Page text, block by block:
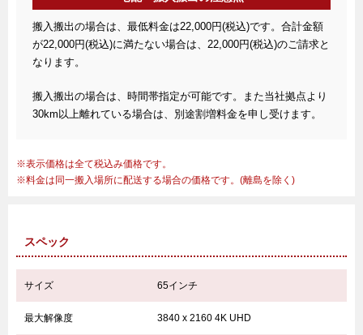
搬入搬出の場合は、最低料金は22,000円(税込)です。合計金額
が22,000円(税込)に満たない場合は、22,000円(税込)のご請求と
なります。
搬入搬出の場合は、時間帯指定が可能です。また当社拠点より
30km以上離れている場合は、別途割増料金を申し受けます。
表示価格は全て税込み価格です。
料金は同一搬入場所に配送する場合の価格です。(離島を除く)
スペック
サイズ 65インチ
最大解像度 3840 x 2160 4K UHD